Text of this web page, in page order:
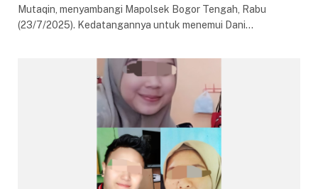
Mutaqin, menyambangi Mapolsek Bogor Tengah, Rabu
(23/7/2025). Kedatangannya untuk menemui Dani…